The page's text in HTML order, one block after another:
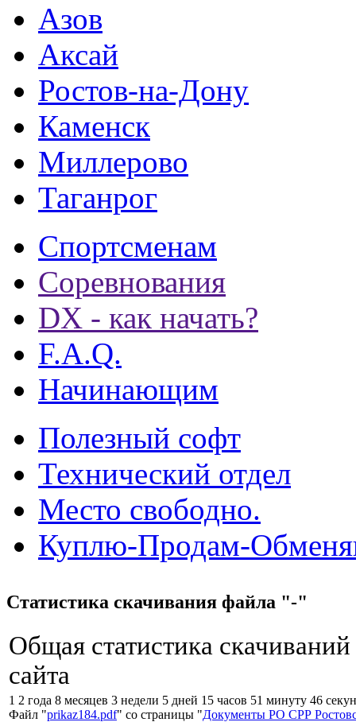
Азов
Аксай
Ростов-на-Дону
Каменск
Миллерово
Таганрог
Спортсменам
Соревнования
DX - как начать?
F.A.Q.
Начинающим
Полезный софт
Технический отдел
Место свободно.
Куплю-Продам-
Статистика скачивания файла "-"
Общая статистика
сайта
1 2 года 8 месяцев 3 недели 5 дней 15 часов 51 минуту 46
Файл "prikaz184.pdf" со страницы "Документы РО СРР